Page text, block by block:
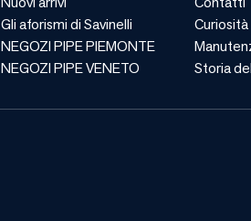
Gli aforismi di Savinelli
NEGOZI PIPE PIEMONTE
NEGOZI PIPE VENETO
Curiosità
Storia